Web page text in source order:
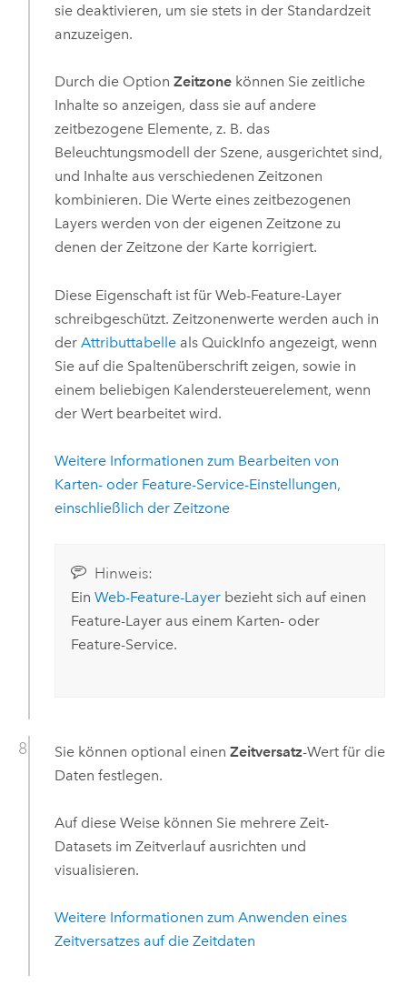
sie deaktivieren, um sie stets in der Standardzeit
anzuzeigen.
Durch die Option Zeitzonekönnen Sie zeitliche
Inhalte so anzeigen, dass sie auf andere
zeitbezogene Elemente, z. B. das
Beleuchtungsmodell der Szene, ausgerichtet sind,
und Inhalte aus verschiedenen Zeitzonen
kombinieren. Die Werte eines zeitbezogenen
Layers werden von der eigenen Zeitzone zu
denen der Zeitzone der Karte korrigiert.
Diese Eigenschaft ist für Web-Feature-Layer
schreibgeschützt. Zeitzonenwerte werden auch in
der Attributtabelleals QuickInfo angezeigt, wenn
Sie auf die Spaltenüberschrift zeigen, sowie in
einem beliebigen Kalendersteuerelement, wenn
der Wert bearbeitet wird.
Weitere Informationen zum Bearbeiten von
Karten- oder Feature-Service-Einstellungen,
einschließlich der Zeitzone
Hinweis:
Ein Web-Feature-Layerbezieht sich auf einen
Feature-Layer aus einem Karten- oder
Feature-Service.
Sie können optional einen Zeitversatz-Wert für die
Daten festlegen.
Auf diese Weise können Sie mehrere Zeit-
Datasets im Zeitverlauf ausrichten und
visualisieren.
Weitere Informationen zum Anwenden eines
Zeitversatzes auf die Zeitdaten